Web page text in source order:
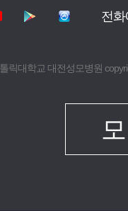
가톨릭대학
간호대학
보건의료경
임상치과학
임상간호대
전
대학교 대전성모병원